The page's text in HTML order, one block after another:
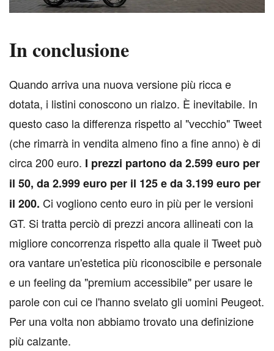
In conclusione
Quando arriva una nuova versione più ricca e
dotata, i listini conoscono un rialzo. È inevitabile. In
questo caso la differenza rispetto al "vecchio" Tweet
(che rimarrà in vendita almeno fino a fine anno) è di
circa 200 euro. I prezzi partono da 2.599 euro per
il 50, da 2.999 euro per il 125 e da 3.199 euro per
il 200. Ci vogliono cento euro in più per le versioni
GT. Si tratta perciò di prezzi ancora allineati con la
migliore concorrenza rispetto alla quale il Tweet può
ora vantare un'estetica più riconoscibile e personale
e un feeling da "premium accessibile" per usare le
parole con cui ce l'hanno svelato gli uomini Peugeot.
Per una volta non abbiamo trovato una definizione
più calzante.